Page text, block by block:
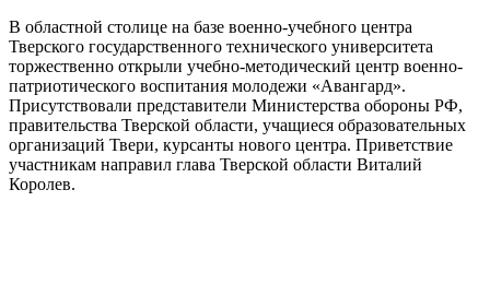
В областной столице на базе военно-учебного центра
Тверского государственного технического университета
торжественно открыли учебно-методический центр военно-
патриотического воспитания молодежи «Авангард».
Присутствовали представители Министерства обороны РФ,
правительства Тверской области, учащиеся образовательных
организаций Твери, курсанты нового центра. Приветствие
участникам направил глава Тверской области Виталий
Королев.